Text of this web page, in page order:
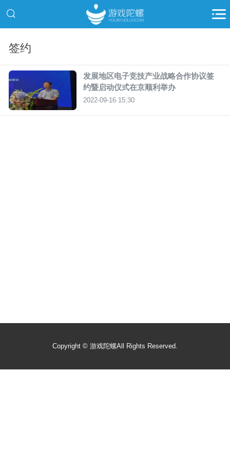
签约
发展地区电子竞技产业战略合作协议签
约暨启动仪式在京顺利举办
2022-09-16 15:30
Copyright © 游戏陀螺All Rights Reserved.